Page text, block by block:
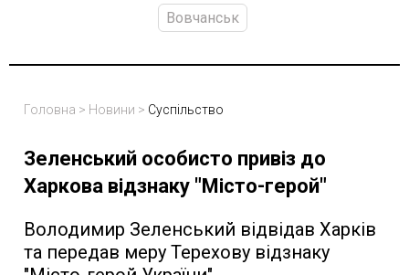
Вовчанськ
Головна > Новини > Суспільство
Зеленський особисто привіз до
Харкова відзнаку "Місто-герой"
Володимир Зеленський відвідав Харків
та передав меру Терехову відзнаку